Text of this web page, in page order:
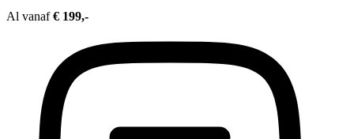
Al vanaf€ 199,-